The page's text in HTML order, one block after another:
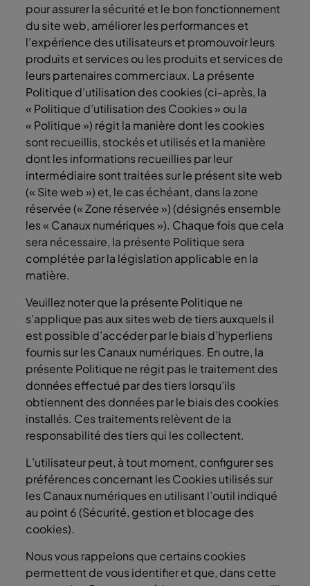
pour assurer la sécurité et le bon fonctionnement
du site web, améliorer les performances et
l’expérience des utilisateurs et promouvoir leurs
produits et services ou les produits et services de
leurs partenaires commerciaux. La présente
Politique d’utilisation des cookies (ci-après, la
« Politique d’utilisation des Cookies » ou la
« Politique ») régit la manière dont les cookies
sont recueillis, stockés et utilisés et la manière
dont les informations recueillies par leur
intermédiaire sont traitées sur le présent site web
(« Site web ») et, le cas échéant, dans la zone
réservée (« Zone réservée ») (désignés ensemble
les « Canaux numériques »). Chaque fois que cela
sera nécessaire, la présente Politique sera
complétée par la législation applicable en la
matière.
Veuillez noter que la présente Politique ne
s’applique pas aux sites web de tiers auxquels il
est possible d’accéder par le biais d’hyperliens
fournis sur les Canaux numériques. En outre, la
présente Politique ne régit pas le traitement des
données effectué par des tiers lorsqu’ils
obtiennent des données par le biais des cookies
installés. Ces traitements relèvent de la
responsabilité des tiers qui les collectent.
L’utilisateur peut, à tout moment, configurer ses
préférences concernant les Cookies utilisés sur
les Canaux numériques en utilisant l’outil indiqué
au point 6 (Sécurité, gestion et blocage des
cookies).
Nous vous rappelons que certains cookies
permettent de vous identifier et que, dans cette